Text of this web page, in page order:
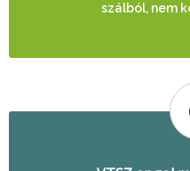
szálból, nem